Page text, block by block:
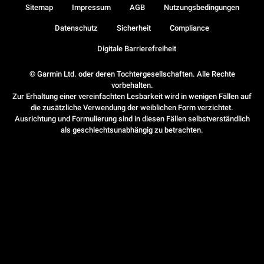
© Garmin Ltd. oder deren Tochtergesellschaften. Alle Rechte
vorbehalten.
Zur Erhaltung einer vereinfachten Lesbarkeit wird in wenigen Fällen auf
die zusätzliche Verwendung der weiblichen Form verzichtet.
Ausrichtung und Formulierung sind in diesen Fällen selbstverständlich
als geschlechtsunabhängig zu betrachten.
Sitemap Impressum AGB Nutzungsbedingungen
Datenschutz Sicherheit Compliance
Digitale Barrierefreiheit